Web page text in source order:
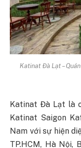
Katinat Đà Lạt –
Katinat Đà Lạt là
Katinat Saigon
Nam với sự hiện
TP.HCM, Hà Nội,